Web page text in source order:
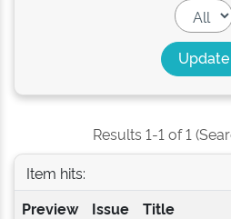
Results 1-1 of 1
Item hits:
Preview
Issue
Title